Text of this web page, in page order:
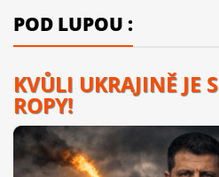
POD LUPOU :
KVŮLI UKRAJINĚ JE
ROPY!